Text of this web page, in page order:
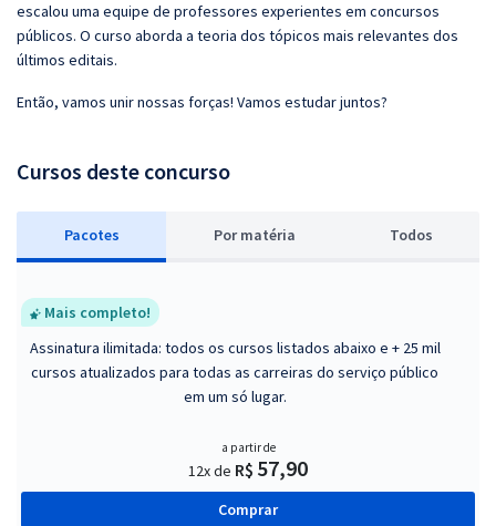
escalou uma equipe de professores experientes em concursos
públicos. O curso aborda a teoria dos tópicos mais relevantes dos
últimos editais.
Então, vamos unir nossas forças! Vamos estudar juntos?
Cursos deste concurso
Pacotes Por matéria Todos
Mais completo!
Assinatura ilimitada: todos os cursos listados abaixo e + 25 mil
cursos atualizados para todas as carreiras do serviço público
em um só lugar.
a partir de
12x de R$ 57,90
Comprar